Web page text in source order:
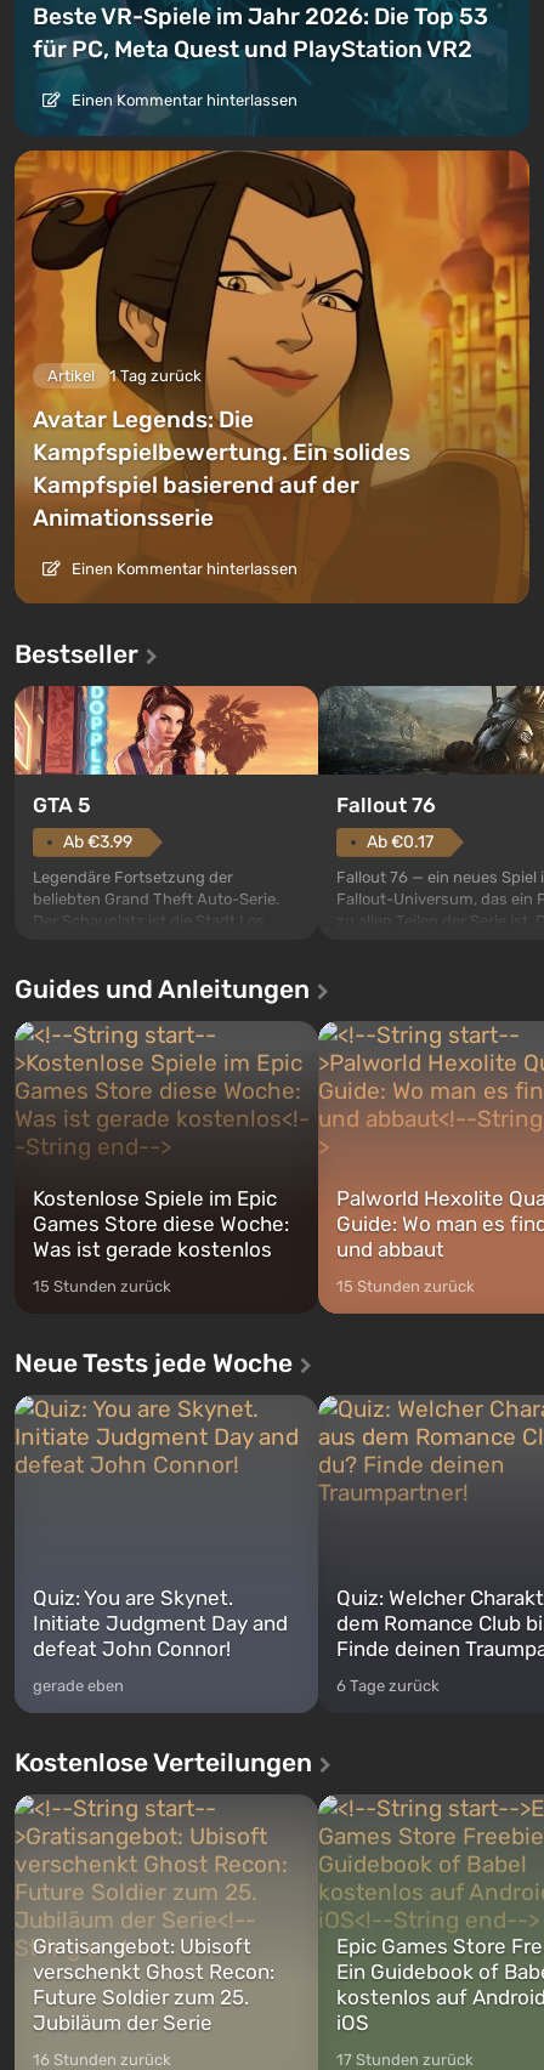
Beste VR-Spiele im Jahr 2026: Die Top 53
für PC, Meta Quest und PlayStation VR2
Einen Kommentar hinterlassen
Artikel 1 Tag zurück
Avatar Legends: Die
Kampfspielbewertung. Ein solides
Kampfspiel basierend auf der
Animationsserie
Einen Kommentar hinterlassen
Bestseller
GTA 5
Ab €3.99
Legendäre Fortsetzung der
beliebten Grand Theft Auto-Serie.
Der Schauplatz ist die Stadt Los
ersten Mal erzählt das Spiel die
Charakteren: Michael, Trevor und
Franklin, zwischen denen Sie
jederzeit...
Fallout 76
Ab €0.17
Fallout 76 — ein neues Spiel
Fallout-Universum, das ein
zu allen Teilen der Serie ist.
nach dem Abwurf von
auf Amerika geöffnet wird.
Guides und Anleitungen
Kostenlose Spiele im Epic
Games Store diese Woche:
Was ist gerade kostenlos
15 Stunden zurück
Palworld Hexolite
Guide: Wo man es
und abbaut
15 Stunden zurück
Neue Tests jede Woche
Quiz: You are Skynet.
Initiate Judgment Day and
defeat John Connor!
gerade eben
Quiz: Welcher
dem Romance Club
Finde deinen
6 Tage zurück
Kostenlose Verteilungen
Gratisangebot: Ubisoft
verschenkt Ghost Recon:
Future Soldier zum 25.
Jubiläum der Serie
16 Stunden zurück
Epic Games Store
Ein Guidebook of
kostenlos auf
iOS
17 Stunden zurück